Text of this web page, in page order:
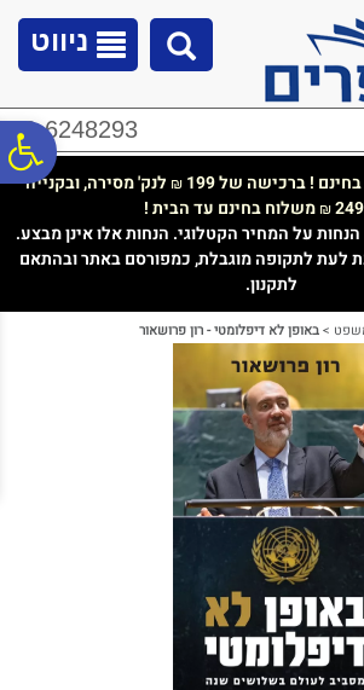
נגישות
ניווט
02-6248293
! ברכישה של 199 ₪ לנק' מסירה, ובקנייה
₪משלוח בחינם עד הבית !
על המחיר הקטלוגי. הנחות אלו אינן מבצע.
לעת לתקופה מוגבלת, כמפורסם באתר ובהתאם
לתקנון.
>באופן לא דיפלומטי - רון פרושאור